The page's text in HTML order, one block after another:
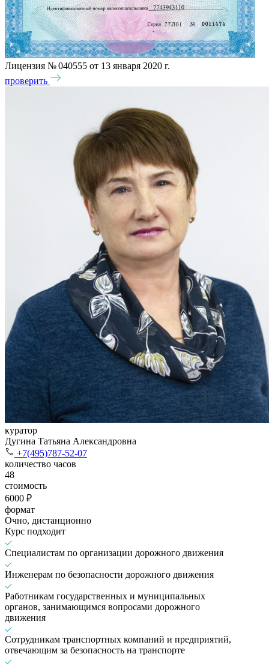
Лицензия № 040555 от 13 января 2020 г.
проверить
куратор
Дугина Татьяна Александровна
+7(495)787-52-07
количество часов
48
стоимость
6000 ₽
формат
Очно, дистанционно
Курс подходит
Специалистам по организации дорожного движения
Инженерам по безопасности дорожного движения
Работникам государственных и муниципальных
органов, занимающимся вопросами дорожного
движения
Сотрудникам транспортных компаний и предприятий,
отвечающим за безопасность на транспорте